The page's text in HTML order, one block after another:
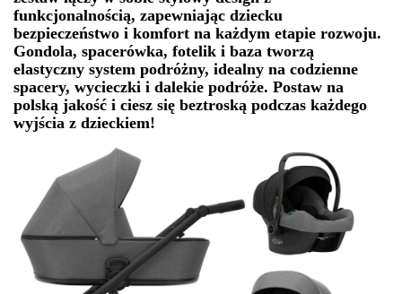
funkcjonalnością, zapewniając dziecku
bezpieczeństwo i komfort na każdym etapie rozwoju.
Gondola, spacerówka, fotelik i baza tworzą
elastyczny system podróżny, idealny na codzienne
spacery, wycieczki i dalekie podróże. Postaw na
polską jakość i ciesz się beztroską podczas każdego
wyjścia z dzieckiem!